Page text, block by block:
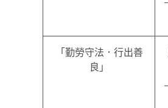
「勤勞守法．行出善
良」